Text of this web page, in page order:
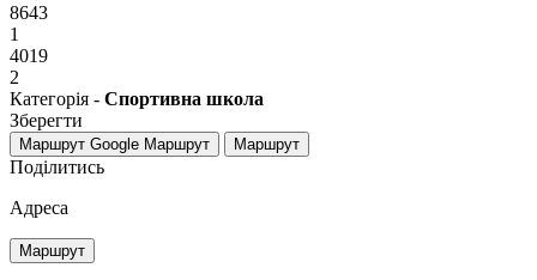
8643
1
4019
2
Категорія - Спортивна школа
Зберегти
Маршрут Google Маршрут Маршрут
Поділитись
Адреса
Маршрут